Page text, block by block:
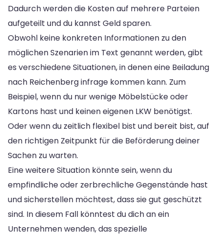
Dadurch werden die Kosten auf mehrere Parteien
aufgeteilt und du kannst Geld sparen.
Obwohl keine konkreten Informationen zu den
möglichen Szenarien im Text genannt werden, gibt
es verschiedene Situationen, in denen eine Beiladung
nach Reichenberg infrage kommen kann. Zum
Beispiel, wenn du nur wenige Möbelstücke oder
Kartons hast und keinen eigenen LKW benötigst.
Oder wenn du zeitlich flexibel bist und bereit bist, auf
den richtigen Zeitpunkt für die Beförderung deiner
Sachen zu warten.
Eine weitere Situation könnte sein, wenn du
empfindliche oder zerbrechliche Gegenstände hast
und sicherstellen möchtest, dass sie gut geschützt
sind. In diesem Fall könntest du dich an ein
Unternehmen wenden, das spezielle